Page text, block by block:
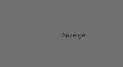
Anzeige